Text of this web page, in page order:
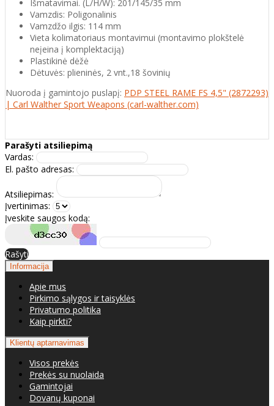
Išmatavimai. (L/H/W): 201/145/35 mm
Vamzdis: Poligonalinis
Vamzdžo ilgis: 114 mm
Vieta kolimatoriaus montavimui (montavimo plokštelė
neįeina į komplektaciją)
Plastikinė dėžė
Dėtuvės: plieninės, 2 vnt.,18 šovinių
Nuoroda į gamintojo puslapį: PDP STEEL RAME FS 4,5" (2872293)
| Carl Walther Sport Weapons (carl-walther.com)
Parašyti atsiliepimą
Vardas:
El. pašto adresas:
Atsiliepimas:
Įvertinimas:
Įveskite saugos kodą:
Rašyti
Informacija
Apie mus
Pirkimo sąlygos ir taisyklės
Privatumo politika
Kaip pirkti?
Klientų aptarnavimas
Visos prekės
Prekės su nuolaida
Gamintojai
Dovanų kuponai